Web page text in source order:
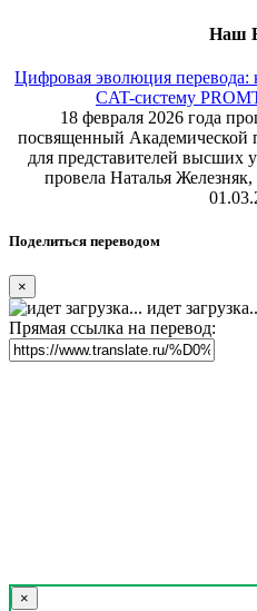
Наш
Цифровая эволюция перевода:
CAT-систему
18 февраля 2026 года
посвященный Академической
для представителей высших
провела Наталья
Поделиться переводом
×
идет
Прямая ссылка на перевод:
×